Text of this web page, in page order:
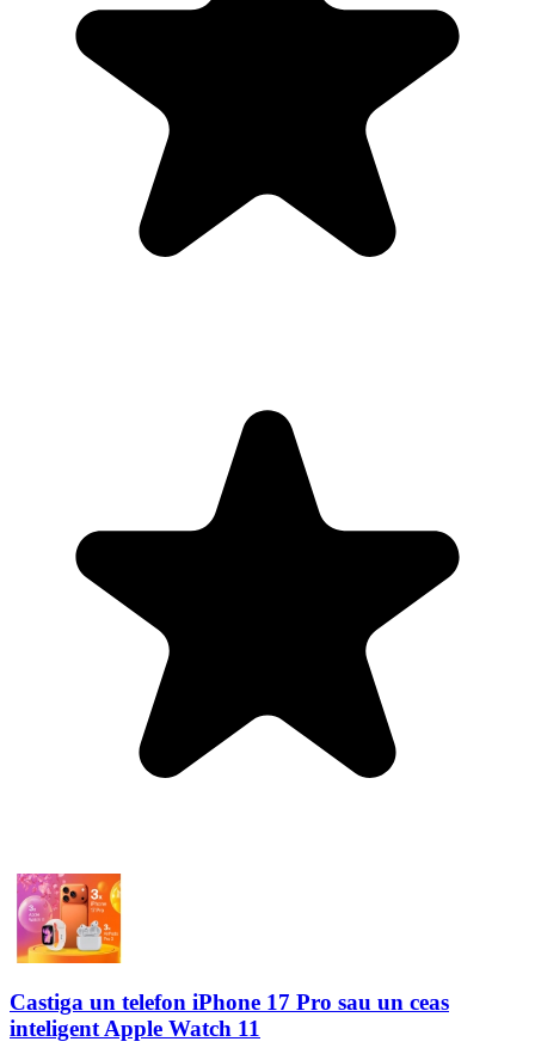
Castiga un telefon iPhone 17 Pro sau un ceas
inteligent Apple Watch 11